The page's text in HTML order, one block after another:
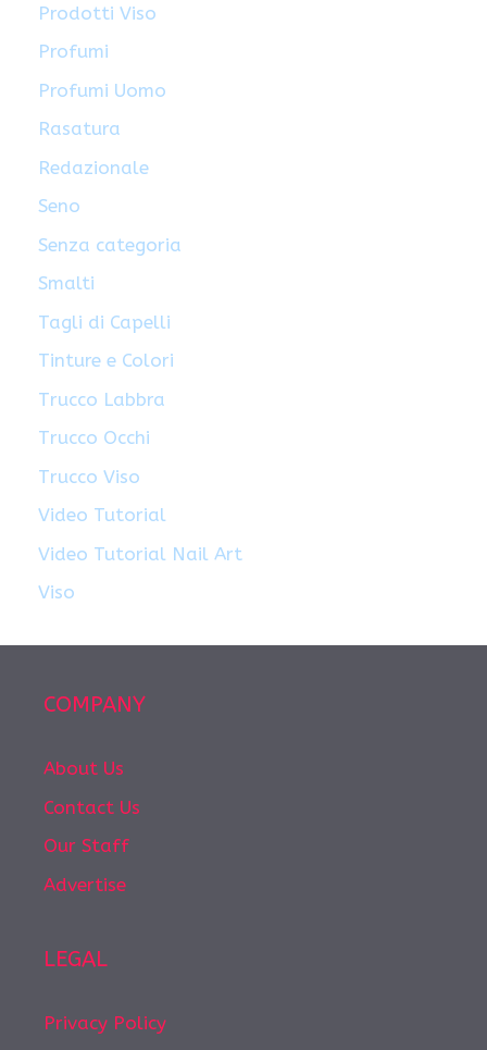
Prodotti Viso
Profumi
Profumi Uomo
Rasatura
Redazionale
Seno
Senza categoria
Smalti
Tagli di Capelli
Tinture e Colori
Trucco Labbra
Trucco Occhi
Trucco Viso
Video Tutorial
Video Tutorial Nail Art
Viso
COMPANY
About Us
Contact Us
Our Staff
Advertise
LEGAL
Privacy Policy